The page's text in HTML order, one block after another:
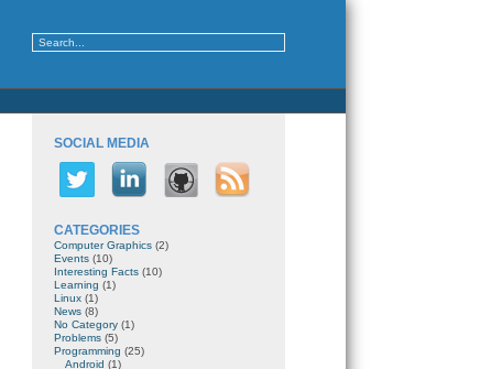
SOCIAL MEDIA
CATEGORIES
Computer Graphics(2)
Events(10)
Interesting Facts(10)
Learning (1)
Linux(1)
News(8)
No Category(1)
Problems(5)
Programming (25)
Android (1)